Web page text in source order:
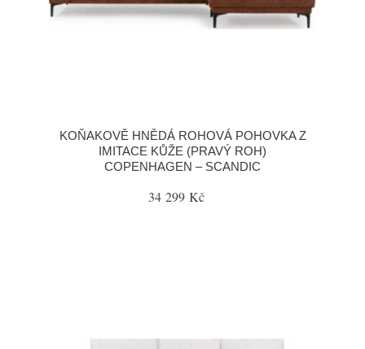
KOŇAKOVĚ HNĚDÁ ROHOVÁ POHOVKA Z
IMITACE KŮŽE (PRAVÝ ROH)
COPENHAGEN – SCANDIC
34 299 Kč